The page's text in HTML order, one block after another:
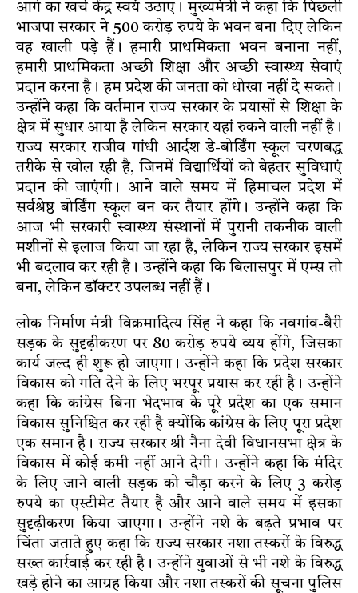
आगे का खर्च केंद्र स्वयं उठाए। मुख्यमंत्री ने कहा कि पिछली
भाजपा सरकार ने 500 करोड़ रुपये के भवन बना दिए लेकिन
वह खाली पडे़ हैं। हमारी प्राथमिकता भवन बनाना नहीं,
हमारी प्राथमिकता अच्छी शिक्षा और अच्छी स्वास्थ्य सेवाएं
प्रदान करना है। हम प्रदेश की जनता को धोखा नहीं दे सकते।
उन्होंने कहा कि वर्तमान राज्य सरकार के प्रयासों से शिक्षा के
क्षेत्र में सुधार आया है लेकिन सरकार यहां रुकने वाली नहीं है।
राज्य सरकार राजीव गांधी आर्दश डे-बोर्डिंग स्कूल चरणबद्ध
तरीके से खोल रही है, जिनमें विद्यार्थियों को बेहतर सुविधाएं
प्रदान की जाएंगी। आने वाले समय में हिमाचल प्रदेश में
सर्वश्रेष्ठ बोर्डिंग स्कूल बन कर तैयार होंगे। उन्होंने कहा कि
आज भी सरकारी स्वास्थ्य संस्थानों में पुरानी तकनीक वाली
मशीनों से इलाज किया जा रहा है, लेकिन राज्य सरकार इसमें
भी बदलाव कर रही है। उन्होंने कहा कि बिलासपुर में एम्स तो
बना, लेकिन डॉक्टर उपलब्ध नहीं हैं।
लोक निर्माण मंत्री विक्रमादित्य सिंह ने कहा कि नवगांव-बैरी
सड़क के सुदृढ़ीकरण पर 80 करोड़ रुपये व्यय होंगे, जिसका
कार्य जल्द ही शुरू हो जाएगा। उन्होंने कहा कि प्रदेश सरकार
विकास को गति देने के लिए भरपूर प्रयास कर रही है। उन्होंने
कहा कि कांग्रेस बिना भेदभाव के पूरे प्रदेश का एक समान
विकास सुनिश्चित कर रही है क्योंकि कांग्रेस के लिए पूरा प्रदेश
एक समान है। राज्य सरकार श्री नैना देवी विधानसभा क्षेत्र के
विकास में कोई कमी नहीं आने देगी। उन्होंने कहा कि मंदिर
के लिए जाने वाली सड़क को चौड़ा करने के लिए 3 करोड़
रुपये का एस्टीमेट तैयार है और आने वाले समय में इसका
सुदृढ़ीकरण किया जाएगा। उन्होंने नशे के बढ़ते प्रभाव पर
चिंता जताते हुए कहा कि राज्य सरकार नशा तस्करों के विरुद्ध
सख्त कार्रवाई कर रही है। उन्होंने युवाओं से भी नशे के विरुद्ध
खड़े होने का आग्रह किया और नशा तस्करों की सूचना पुलिस